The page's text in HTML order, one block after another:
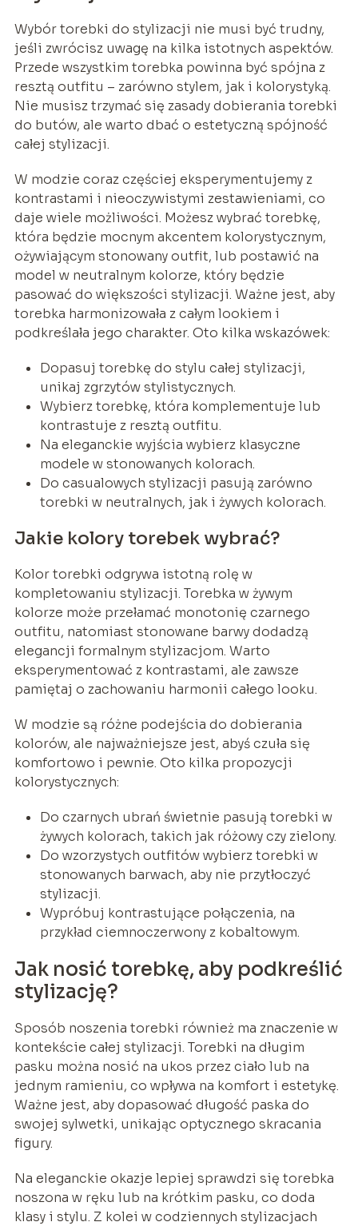
Wybór torebki do stylizacji nie musi być trudny,
jeśli zwrócisz uwagę na kilka istotnych aspektów.
Przede wszystkim torebka powinna być spójna z
resztą outfitu – zarówno stylem, jak i kolorystyką.
Nie musisz trzymać się zasady dobierania torebki
do butów, ale warto dbać o estetyczną spójność
całej stylizacji.
W modzie coraz częściej eksperymentujemy z
kontrastami i nieoczywistymi zestawieniami, co
daje wiele możliwości. Możesz wybrać torebkę,
która będzie mocnym akcentem kolorystycznym,
ożywiającym stonowany outfit, lub postawić na
model w neutralnym kolorze, który będzie
pasować do większości stylizacji. Ważne jest, aby
torebka harmonizowała z całym lookiem i
podkreślała jego charakter. Oto kilka wskazówek:
Dopasuj torebkę do stylu całej stylizacji,
unikaj zgrzytów stylistycznych.
Wybierz torebkę, która komplementuje lub
kontrastuje z resztą outfitu.
Na eleganckie wyjścia wybierz klasyczne
modele w stonowanych kolorach.
Do casualowych stylizacji pasują zarówno
torebki w neutralnych, jak i żywych kolorach.
Jakie kolory torebek wybrać?
Kolor torebki odgrywa istotną rolę w
kompletowaniu stylizacji. Torebka w żywym
kolorze może przełamać monotonię czarnego
outfitu, natomiast stonowane barwy dodadzą
elegancji formalnym stylizacjom. Warto
eksperymentować z kontrastami, ale zawsze
pamiętaj o zachowaniu harmonii całego looku.
W modzie są różne podejścia do dobierania
kolorów, ale najważniejsze jest, abyś czuła się
komfortowo i pewnie. Oto kilka propozycji
kolorystycznych:
Do czarnych ubrań świetnie pasują torebki w
żywych kolorach, takich jak różowy czy zielony.
Do wzorzystych outfitów wybierz torebki w
stonowanych barwach, aby nie przytłoczyć
stylizacji.
Wypróbuj kontrastujące połączenia, na
przykład ciemnoczerwony z kobaltowym.
Jak nosić torebkę, aby podkreślić
stylizację?
Sposób noszenia torebki również ma znaczenie w
kontekście całej stylizacji. Torebki na długim
pasku można nosić na ukos przez ciało lub na
jednym ramieniu, co wpływa na komfort i estetykę.
Ważne jest, aby dopasować długość paska do
swojej sylwetki, unikając optycznego skracania
figury.
Na eleganckie okazje lepiej sprawdzi się torebka
noszona w ręku lub na krótkim pasku, co doda
klasy i stylu. Z kolei w codziennych stylizacjach